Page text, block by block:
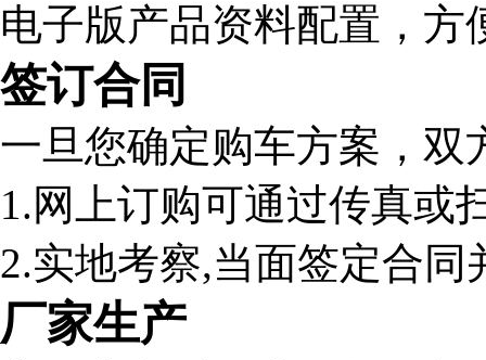
电子版产品资料配置，方
签订合同
一旦您确定购车方案，双
1.网上订购可通过传真或
2.实地考察,当面签定合同
厂家生产